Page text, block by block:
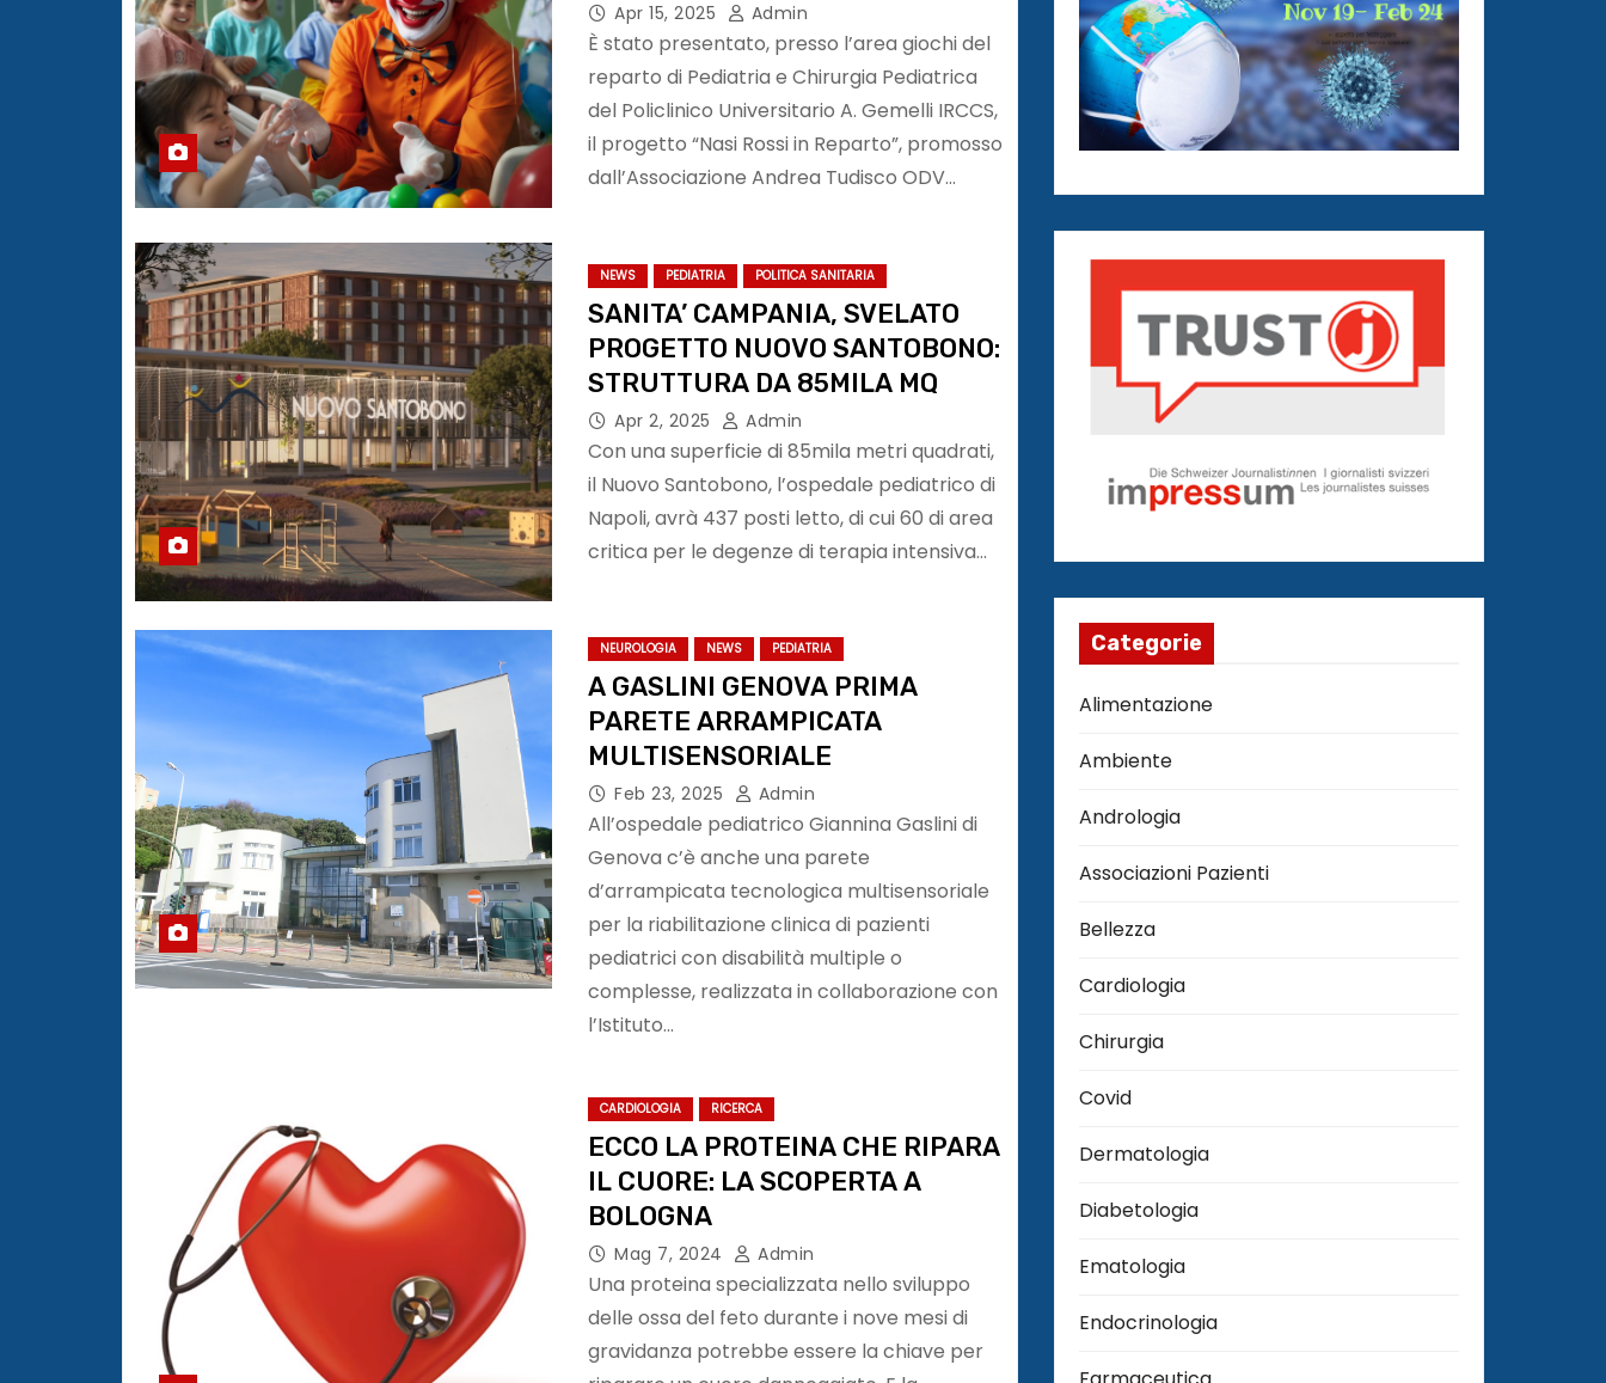
Apr 15, 2025 Admin
È stato presentato, presso l’area giochi del
reparto di Pediatria e Chirurgia Pediatrica
del Policlinico Universitario A. Gemelli IRCCS,
il progetto “Nasi Rossi in Reparto”, promosso
dall’Associazione Andrea Tudisco ODV…
NEWS PEDIATRIA POLITICA SANITARIA
SANITA’ CAMPANIA, SVELATO
PROGETTO NUOVO SANTOBONO:
STRUTTURA DA 85MILA MQ
Apr 2, 2025 Admin
Con una superficie di 85mila metri quadrati,
il Nuovo Santobono, l’ospedale pediatrico di
Napoli, avrà 437 posti letto, di cui 60 di area
critica per le degenze di terapia intensiva…
NEUROLOGIA NEWS PEDIATRIA
A GASLINI GENOVA PRIMA
PARETE ARRAMPICATA
MULTISENSORIALE
Feb 23, 2025 Admin
All’ospedale pediatrico Giannina Gaslini di
Genova c’è anche una parete
d’arrampicata tecnologica multisensoriale
per la riabilitazione clinica di pazienti
pediatrici con disabilità multiple o
complesse, realizzata in collaborazione con
l’Istituto…
CARDIOLOGIA RICERCA
ECCO LA PROTEINA CHE RIPARA
IL CUORE: LA SCOPERTA A
BOLOGNA
Mag 7, 2024 Admin
Una proteina specializzata nello sviluppo
delle ossa del feto durante i nove mesi di
gravidanza potrebbe essere la chiave per
Categorie
Alimentazione
Ambiente
Andrologia
Associazioni Pazienti
Bellezza
Cardiologia
Chirurgia
Covid
Dermatologia
Diabetologia
Ematologia
Endocrinologia